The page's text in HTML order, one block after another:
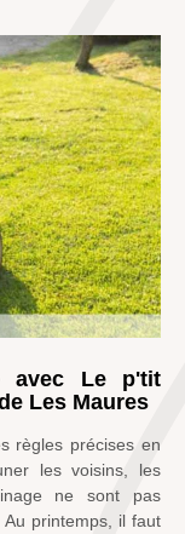
avec Le p'tit
Les Maures
règles précises en
les voisins, les
ne sont pas
printemps, il faut